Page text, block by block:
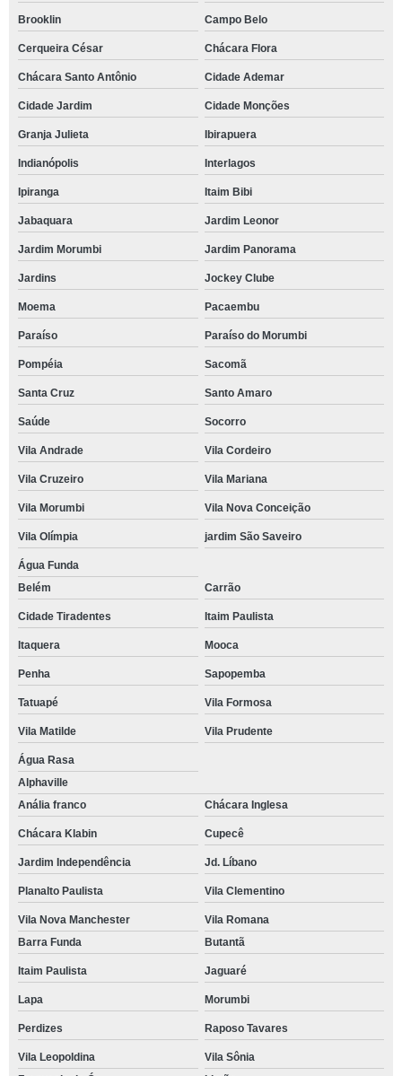
Brooklin Campo Belo
Cerqueira César Chácara Flora
Chácara Santo Antônio Cidade Ademar
Cidade Jardim Cidade Monções
Granja Julieta Ibirapuera
Indianópolis Interlagos
Ipiranga Itaim Bibi
Jabaquara Jardim Leonor
Jardim Morumbi Jardim Panorama
Jardins Jockey Clube
Moema Pacaembu
Paraíso Paraíso do Morumbi
Pompéia Sacomã
Santa Cruz Santo Amaro
Saúde Socorro
Vila Andrade Vila Cordeiro
Vila Cruzeiro Vila Mariana
Vila Morumbi Vila Nova Conceição
Vila Olímpia jardim São Saveiro
Água Funda
Belém
Carrão
Cidade Tiradentes Itaim Paulista
Itaquera Mooca
Penha Sapopemba
Tatuapé Vila Formosa
Vila Matilde Vila Prudente
Água Rasa
Alphaville
Anália franco
Chácara Inglesa
Chácara Klabin Cupecê
Jardim Independência Jd. Líbano
Planalto Paulista Vila Clementino
Vila Nova Manchester
Vila Romana
Barra Funda
Butantã
Itaim Paulista Jaguaré
Lapa Morumbi
Perdizes Raposo Tavares
Vila Leopoldina
Vila Sônia